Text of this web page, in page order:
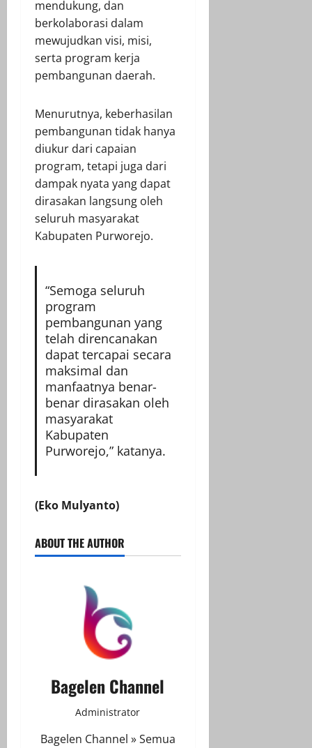
mendukung, dan
berkolaborasi dalam
mewujudkan visi, misi,
serta program kerja
pembangunan daerah.
Menurutnya, keberhasilan
pembangunan tidak hanya
diukur dari capaian
program, tetapi juga dari
dampak nyata yang dapat
dirasakan langsung oleh
seluruh masyarakat
Kabupaten Purworejo.
“Semoga seluruh
program
pembangunan yang
telah direncanakan
dapat tercapai secara
maksimal dan
manfaatnya benar-
benar dirasakan oleh
masyarakat
Kabupaten
Purworejo,” katanya.
(Eko Mulyanto)
ABOUT THE AUTHOR
Bagelen Channel
Administrator
Bagelen Channel » Semua